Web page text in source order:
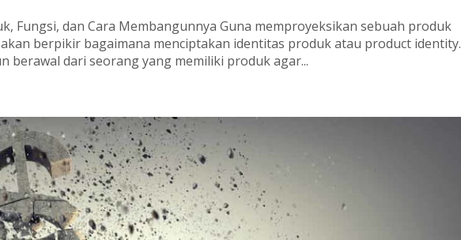
Fungsi, dan Cara Membangunnya Guna memproyeksikan sebuah produk
berpikir bagaimana menciptakan identitas produk atau product identity.
berawal dari seorang yang memiliki produk agar...